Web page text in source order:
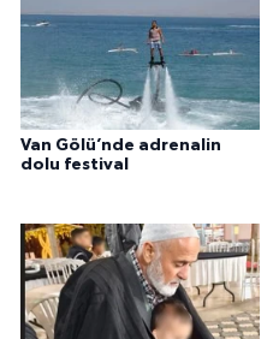
Van Gölü’nde adrenalin
dolu festival